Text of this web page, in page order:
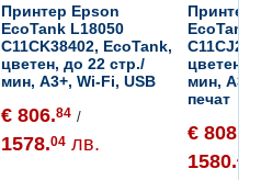
Принтер Epson
EcoTank L18050
C11CK38402, EcoTank,
цветен, до 22 стр./
мин, A3+, Wi-Fi, USB
€ 806.84 /
1578.04 лв.
Принтер
EcoTank
цветен,
мин,
печат
€ 808.
1580.43